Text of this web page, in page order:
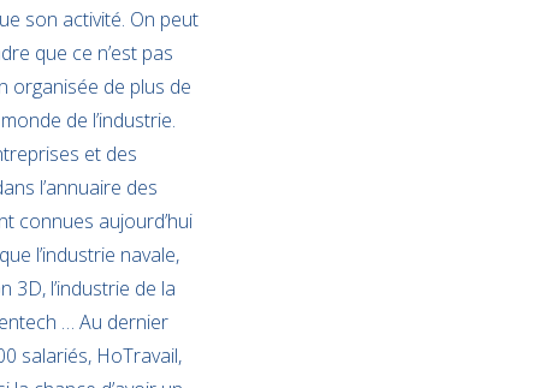
son activité. On peut
que ce n’est pas
organisée de plus de
de l’industrie.
et des
l’annuaire des
connues aujourd’hui
l’industrie navale,
3D, l’industrie de la
… Au dernier
salariés, HoTravail,